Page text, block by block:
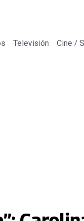
Televisión Cine /